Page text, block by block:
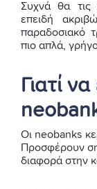
Συχνά θα τις
επειδή
παραδοσιακό
πιο απλά,
Γιατί
Οι neobanks
Προσφέρουν
διαφορά στην